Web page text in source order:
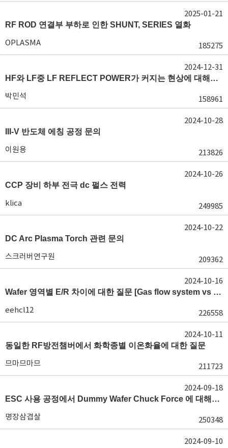
RF ROD 연결부 부하로 인한 SHUNT, SERIES 열화
OPLASMA 185275
2025-01-21
HF와 LF중 LF REFLECT POWER가 커지는 현상에 대해서 도움이 필요합니다.
박민석 158961
2024-12-31
III-V 반도체 에칭 공정 문의
이원용 213826
2024-10-28
CCP 장비 하부 전극 dc 펄스 전력
klica 249985
2024-10-26
DC Arc Plasma Torch 관련 문의
스크러버연구원 209362
2024-10-22
Wafer 영역별 E/R 차이에 대한 질문 [Gas flow system vs E/R]
eehcl12 226558
2024-10-16
동일한 RF방전챔버에서 화학종별 이온화율에 대한 질문
므마므마므 211723
2024-10-11
ESC 사용 공정에서 Dummy Wafer Chuck Force 에 대해서 궁급합니다
명장삼겹살 250348
2024-09-18
2024-09-10